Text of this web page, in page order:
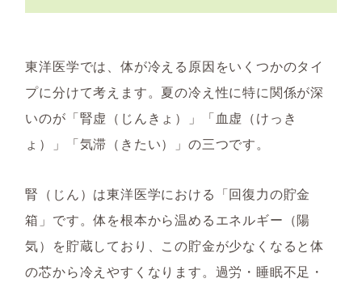
東洋医学では、体が冷える原因をいくつかのタイ
プに分けて考えます。夏の冷え性に特に関係が深
いのが「腎虚（じんきょ）」「血虚（けっき
ょ）」「気滞（きたい）」の三つです。
腎（じん）は東洋医学における「回復力の貯金
箱」です。体を根本から温めるエネルギー（陽
気）を貯蔵しており、この貯金が少なくなると体
の芯から冷えやすくなります。過労・睡眠不足・